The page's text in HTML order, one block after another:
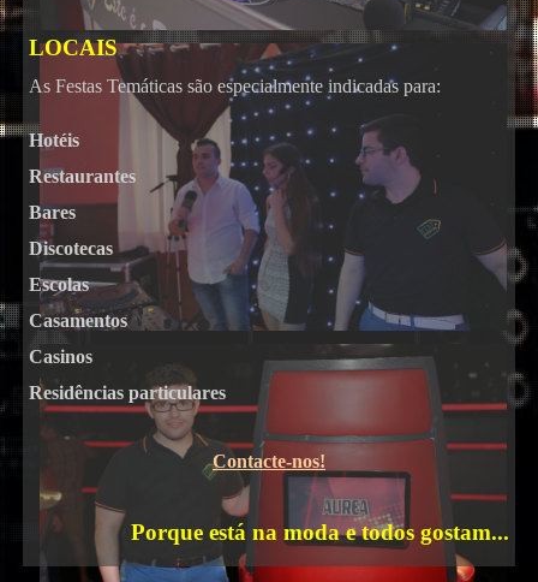
DJs
Karaoke
LOCAIS
As Festas Temáticas são especialmente indicadas para:
Hotéis
Restaurantes
Bares
Discotecas
Escolas
Casamentos
Casinos
Residências particulares
Contacte-nos!
Porque está na moda e todos gostam...